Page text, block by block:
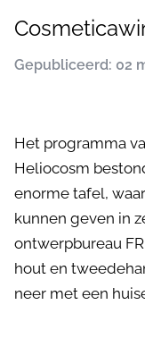
Gepubliceerd: 02
Het programma
Heliocosm
enorme tafel,
kunnen geven in
ontwerpbureau
hout en
neer met een